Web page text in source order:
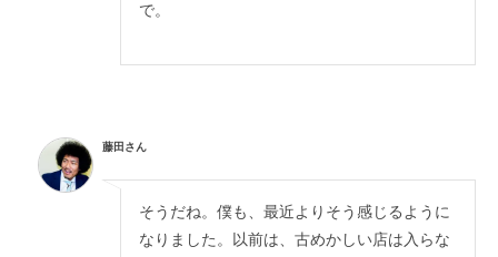
で。
藤田さん
そうだね。僕も、最近よりそう感じるように
なりました。以前は、古めかしい店は入らな